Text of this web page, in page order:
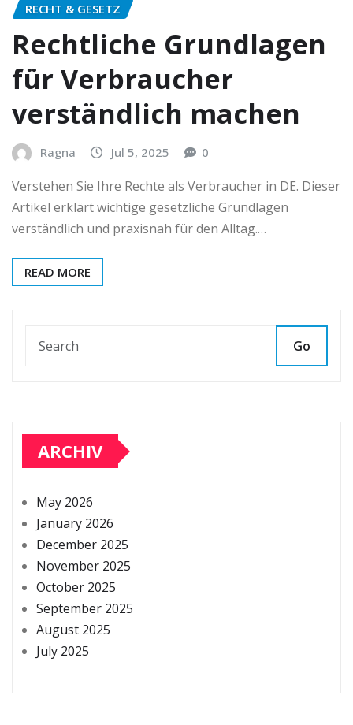
RECHT & GESETZ
Rechtliche Grundlagen
für Verbraucher
verständlich machen
Ragna Jul 5, 2025 0
Verstehen Sie Ihre Rechte als Verbraucher in DE. Dieser
Artikel erklärt wichtige gesetzliche Grundlagen
verständlich und praxisnah für den Alltag.…
READ MORE
Go
ARCHIV
May 2026
January 2026
December 2025
November 2025
October 2025
September 2025
August 2025
July 2025